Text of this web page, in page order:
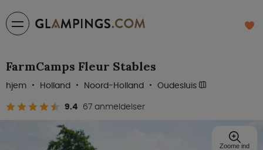
FarmCamps Fleur Stables
9.4 67 anmeldelser
hjem Holland Noord-Holland Oudesluis
Zoome ind